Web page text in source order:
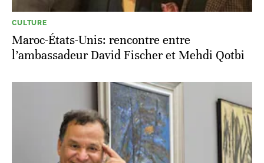
CULTURE
Maroc-États-Unis: rencontre entre
l’ambassadeur David Fischer et Mehdi Qotbi